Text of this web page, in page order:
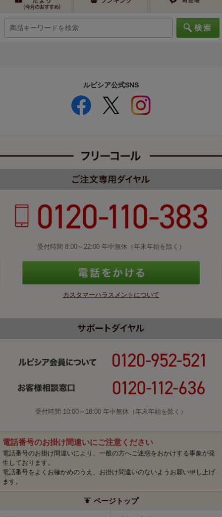
ルピシア公式SNS
受付時間 8:00～22:00 年中無休（年末年始を除く）
カスタマーハラスメントについて
受付時間 10:00～18:00 年中無休（年末年始を除く）
電話番号のお掛け間違いにご注意ください
電話番号のお掛け間違いにより、一般の方へご迷惑をおかけする事象が発
生しております。
電話番号をよくお確かめのうえ、お掛け間違いのないようお願い申し上げ
ます。
ページトップ